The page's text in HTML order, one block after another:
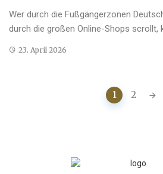
Wer durch die Fußgängerzonen
durch die großen Online-Shops scrollt,
23. April 2026
1 2